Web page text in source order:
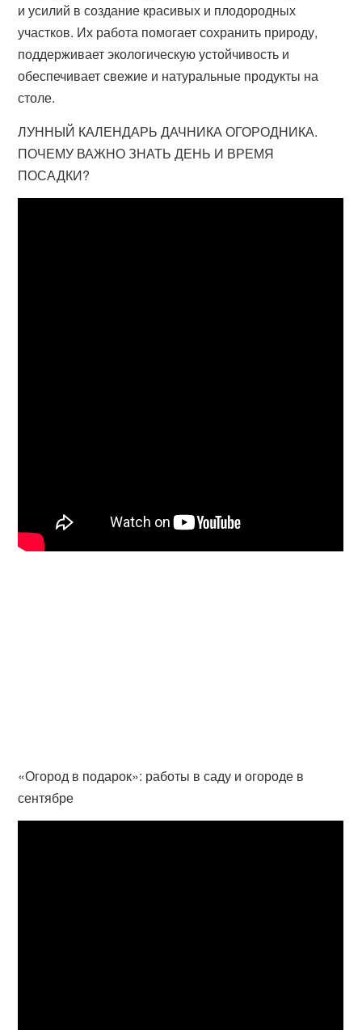
и усилий в создание красивых и плодородных
участков. Их работа помогает сохранить природу,
поддерживает экологическую устойчивость и
обеспечивает свежие и натуральные продукты на
столе.
ЛУННЫЙ КАЛЕНДАРЬ ДАЧНИКА ОГОРОДНИКА.
ПОЧЕМУ ВАЖНО ЗНАТЬ ДЕНЬ И ВРЕМЯ
ПОСАДКИ?
«Огород в подарок»: работы в саду и огороде в
сентябре